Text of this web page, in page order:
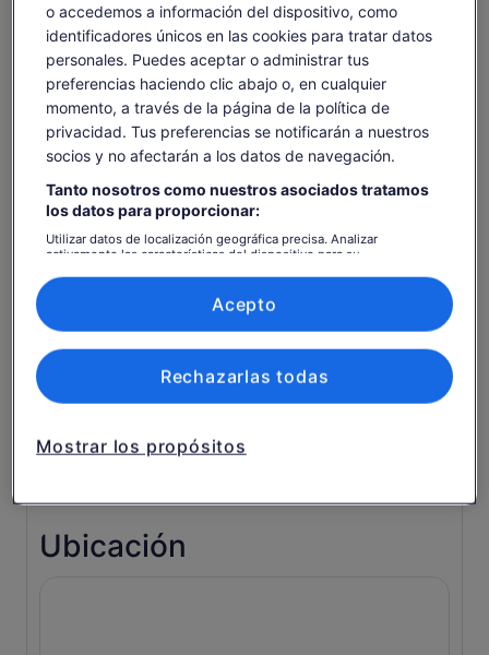
Comprobar disponibilidad
Cambiar fechas
Cambiar
fechas
lun., 10 ago. mar., 11 ago. mié., 12 ago. jue., 13 ago.
El
es
83 €
por
adulto
83 €
por adulto
Ver entradas
Es posible que el contenido de esta página se haya
Ver texto original (inglés)
Opinar sobre esta traducciónSe
una
pestaña
nueva
Itinerario de la actividad
2 h y 30 min
Ubicación
o accedemos a información del dispositivo, como
identificadores únicos en las cookies para tratar datos
personales. Puedes aceptar o administrar tus
preferencias haciendo clic abajo o, en cualquier
momento, a través de la página de la política de
privacidad. Tus preferencias se notificarán a nuestros
socios y no afectarán a los datos de navegación.
Tanto nosotros como nuestros asociados tratamos
los datos para proporcionar:
Utilizar datos de localización geográfica precisa. Analizar
activamente las características del dispositivo para su
acceder a ella. Publicidad y contenido personalizados, medición de
publicidad y contenido, investigación de audiencia y desarrollo de
Lista de asociados (proveedores)
Mostrar los propósitos
Rechazarlas todas
Acepto